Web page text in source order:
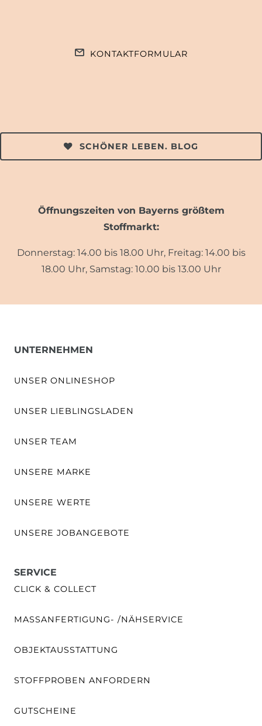
KONTAKTFORMULAR
SCHÖNER LEBEN. BLOG
Öffnungszeiten von Bayerns größtem
Stoffmarkt:
Donnerstag: 14.00 bis 18.00 Uhr, Freitag: 14.00 bis
18.00 Uhr, Samstag: 10.00 bis 13.00 Uhr
UNTERNEHMEN
UNSER ONLINESHOP
UNSER LIEBLINGSLADEN
UNSER TEAM
UNSERE MARKE
UNSERE WERTE
UNSERE JOBANGEBOTE
SERVICE
CLICK & COLLECT
MASSANFERTIGUNG- /NÄHSERVICE
OBJEKTAUSSTATTUNG
STOFFPROBEN ANFORDERN
GUTSCHEINE